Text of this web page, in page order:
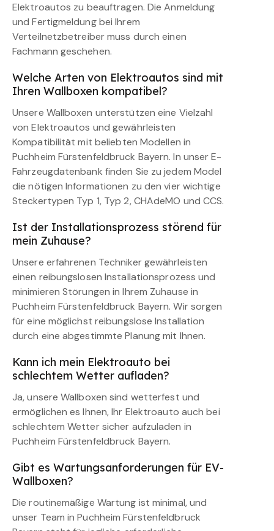
Elektroautos zu beauftragen. Die Anmeldung
und Fertigmeldung bei Ihrem
Verteilnetzbetreiber muss durch einen
Fachmann geschehen.
Welche Arten von Elektroautos sind mit
Ihren Wallboxen kompatibel?
Unsere Wallboxen unterstützen eine Vielzahl
von Elektroautos und gewährleisten
Kompatibilität mit beliebten Modellen in
Puchheim Fürstenfeldbruck Bayern. In unser E-
Fahrzeugdatenbank finden Sie zu jedem Model
die nötigen Informationen zu den vier wichtige
Steckertypen Typ 1, Typ 2, CHAdeMO und CCS.
Ist der Installationsprozess störend für
mein Zuhause?
Unsere erfahrenen Techniker gewährleisten
einen reibungslosen Installationsprozess und
minimieren Störungen in Ihrem Zuhause in
Puchheim Fürstenfeldbruck Bayern. Wir sorgen
für eine möglichst reibungslose Installation
durch eine abgestimmte Planung mit Ihnen.
Kann ich mein Elektroauto bei
schlechtem Wetter aufladen?
Ja, unsere Wallboxen sind wetterfest und
ermöglichen es Ihnen, Ihr Elektroauto auch bei
schlechtem Wetter sicher aufzuladen in
Puchheim Fürstenfeldbruck Bayern.
Gibt es Wartungsanforderungen für EV-
Wallboxen?
Die routinemäßige Wartung ist minimal, und
unser Team in Puchheim Fürstenfeldbruck